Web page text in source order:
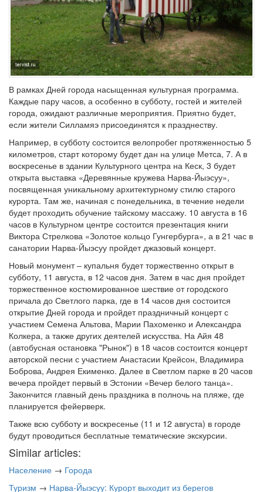
В рамках Дней города насыщенная культурная программа.
Каждые пару часов, а особенно в субботу, гостей и жителей
города, ожидают различные мероприятия. Приятно будет,
если жители Силламяэ присоединятся к празднеству.
Например, в субботу состоится велопробег протяженностью 5
километров, старт которому будет дан на улице Метса, 7. А в
воскресенье в здании Культурного центра на Кеск, 3 будет
открыта выставка «Деревянные кружева Нарва-Йыэсуу»,
посвященная уникальному архитектурному стилю старого
курорта. Там же, начиная с понедельника, в течение недели
будет проходить обучение тайскому массажу. 10 августа в 16
часов в Культурном центре состоится презентация книги
Виктора Стрелкова «Золотое кольцо Гунгербурга», а в 21 час в
санатории Нарва-Йыэсуу пройдет джазовый концерт.
Новый монумент – купальня будет торжественно открыт в
субботу, 11 августа, в 12 часов дня. Затем в час дня пройдет
торжественное костюмированное шествие от городского
причала до Светлого парка, где в 14 часов дня состоится
открытие Дней города и пройдет праздничный концерт с
участием Семена Альтова, Марии Пахоменко и Александра
Колкера, а также других деятелей искусства. На Айя 48
(автобусная остановка "Рынок") в 18 часов состоится концерт
авторской песни с участием Анастасии Крейсон, Владимира
Боброва, Андрея Екименко. Далее в Светлом парке в 20 часов
вечера пройдет первый в Эстонии «Вечер белого танца».
Закончится главный день праздника в полночь на пляже, где
планируется фейерверк.
Также всю субботу и воскресенье (11 и 12 августа) в городе
будут проводиться бесплатные тематические экскурсии.
Similar articles:
Население → Города
Туризм → Нарва-Йыэсуу: Курорт выходит из берегов